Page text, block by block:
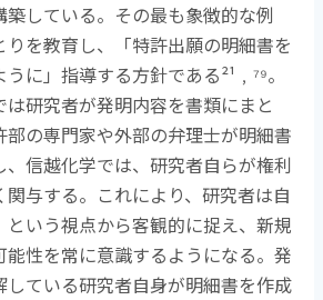
築している。その最も象徴的な例
を教育し、「特許出願の明細書を
に」指導する方針である²¹ ﹐⁷⁹。
研究者が発明内容を書類にまと
の専門家や外部の弁理士が明細書
、信越化学では、研究者自らが権利
与する。これにより、研究者は自
いう視点から客観的に捉え、新規
性を常に意識するようになる。発
している研究者自身が明細書を作成